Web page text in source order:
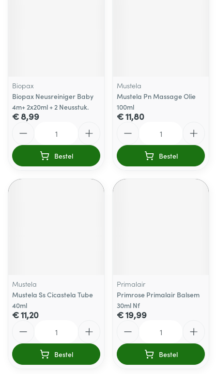
Biopax
Biopax Neusreiniger Baby
4m+ 2x20ml + 2 Neusstuk.
€ 8,99
Bestel
Mustela
Mustela Pn Massage Olie
100ml
€ 11,80
Bestel
Mustela
Mustela Ss Cicastela Tube
40ml
€ 11,20
Bestel
Primalair
Primrose Primalair Balsem
30ml Nf
€ 19,99
Bestel